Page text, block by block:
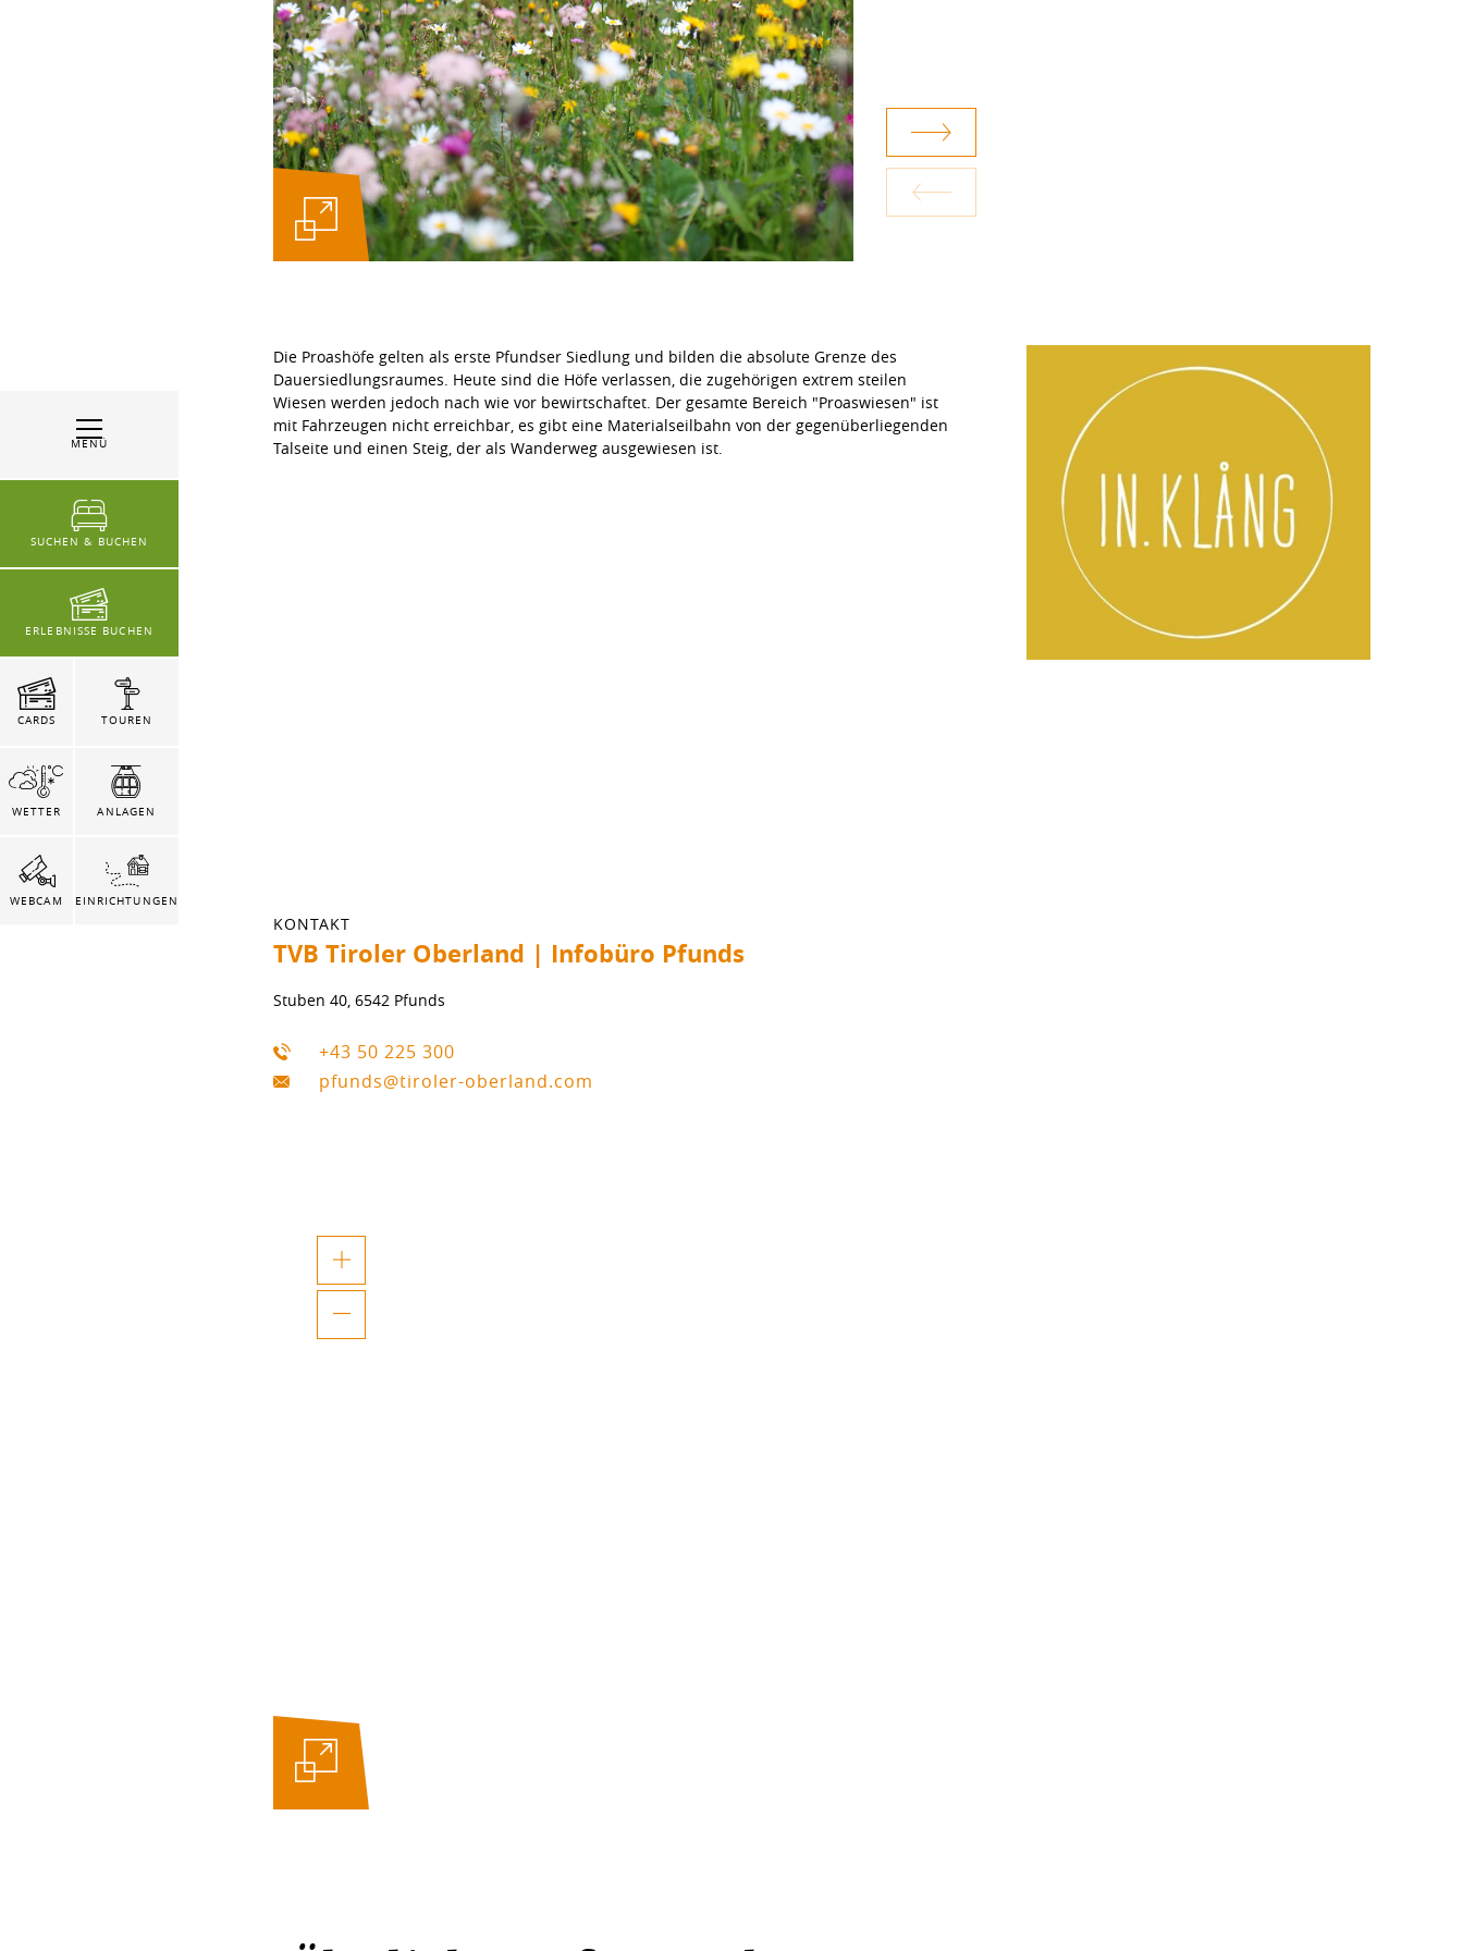
MENÜ
SUCHEN & BUCHEN
ERLEBNISSE BUCHEN
CARDS TOUREN
WETTER ANLAGEN
WEBCAM EINRICHTUNGEN
Die Proashöfe gelten als erste Pfundser Siedlung und bilden die absolute Grenze des
Dauersiedlungsraumes. Heute sind die Höfe verlassen, die zugehörigen extrem steilen
Wiesen werden jedoch nach wie vor bewirtschaftet. Der gesamte Bereich "Proaswiesen" ist
mit Fahrzeugen nicht erreichbar, es gibt eine Materialseilbahn von der gegenüberliegenden
Talseite und einen Steig, der als Wanderweg ausgewiesen ist.
KONTAKT
TVB Tiroler Oberland | Infobüro Pfunds
Stuben 40, 6542 Pfunds
+43 50 225 300
pfunds@tiroler-oberland.com